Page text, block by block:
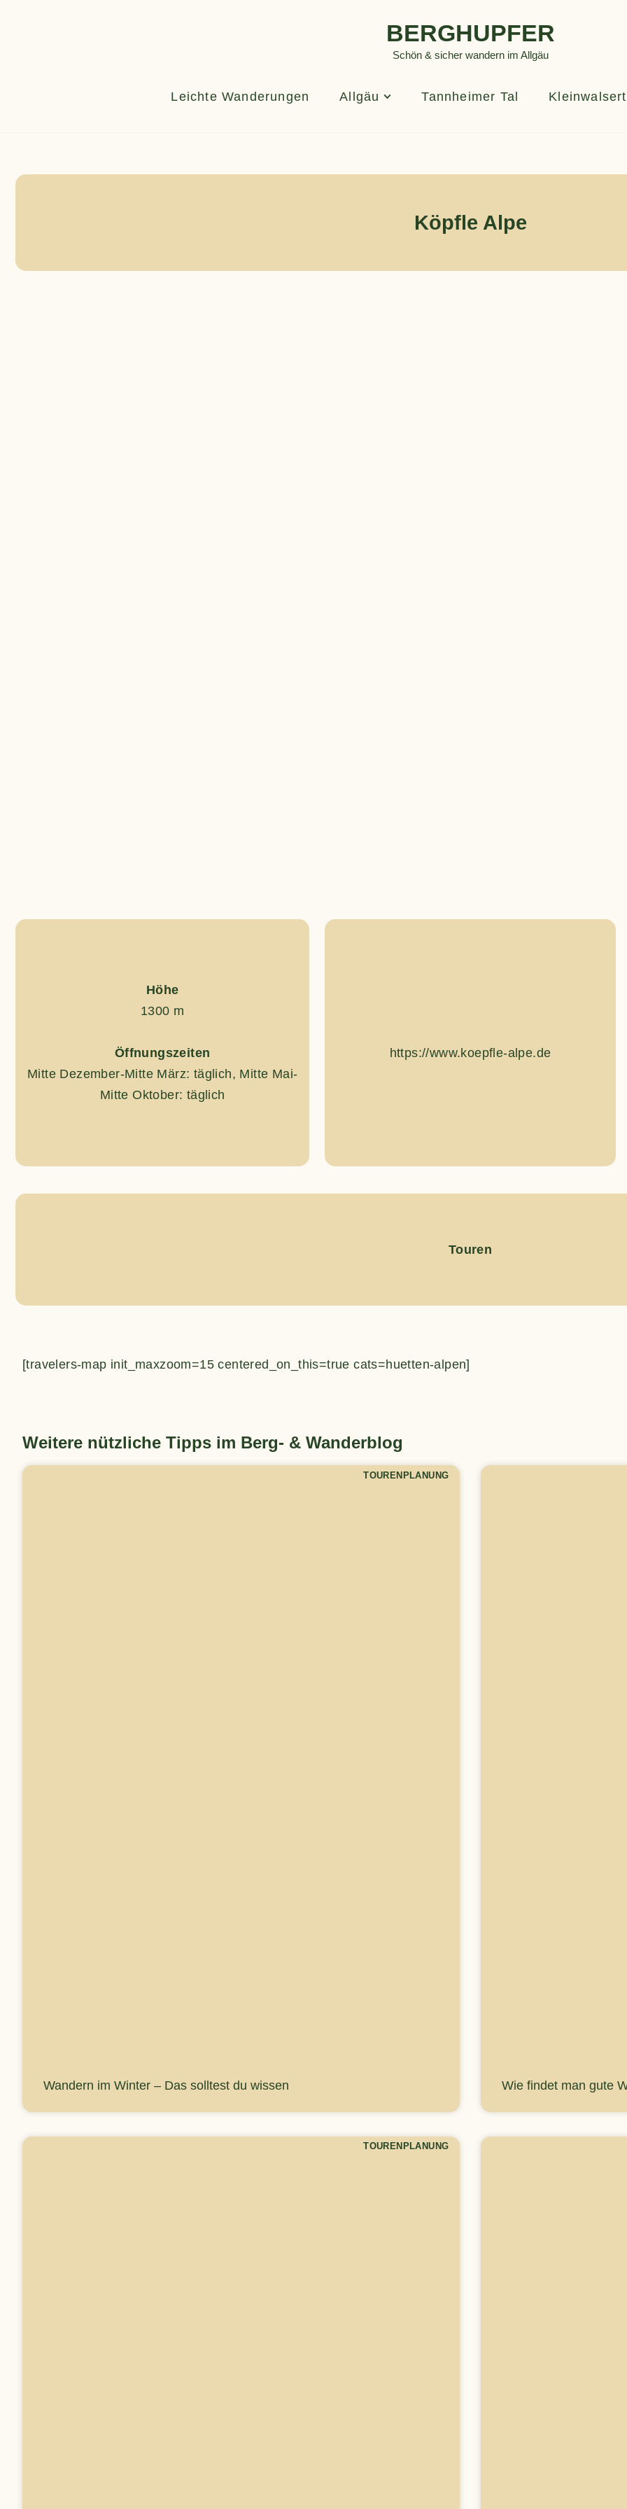
BERGHUPFER
Schön & sicher wandern im Allgäu
Leichte Wanderungen Allgäu Tannheimer Tal
Köpfle Alpe
Höhe
1300 m
Öffnungszeiten
Mitte Dezember-Mitte März: täglich, Mitte Mai-
Mitte Oktober: täglich
https://www.koepfle-alpe.de
Touren
[travelers-map init_maxzoom=15 centered_on_this=true cats=huetten-alpen]
Weitere nützliche Tipps im Berg- & Wanderblog
TOURENPLANUNG
Wandern im Winter – Das solltest du wissen Wie findet man gute
TOURENPLANUNG